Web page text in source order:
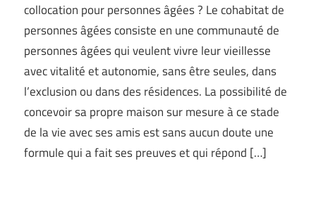
collocation pour personnes âgées ? Le cohabitat de
personnes âgées consiste en une communauté de
personnes âgées qui veulent vivre leur vieillesse
avec vitalité et autonomie, sans être seules, dans
l’exclusion ou dans des résidences. La possibilité de
concevoir sa propre maison sur mesure à ce stade
de la vie avec ses amis est sans aucun doute une
formule qui a fait ses preuves et qui répond […]